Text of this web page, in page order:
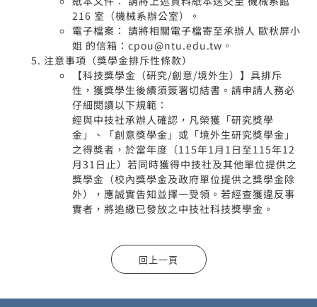
216 室（機械系辦公室）。
電子檔案： 請將相關電子檔寄至承辦人 歐秋屏小
姐 的信箱：cpou@ntu.edu.tw。
注意事項（獎學金排斥性條款）
【科技獎學金（研究/創意/境外生）】具排斥
性，獲獎學生後續須簽署切結書。請申請人務必
仔細閱讀以下規範：
經與中技社承辦人確認，凡榮獲「研究獎學
金」、「創意獎學金」或「境外生研究獎學金」
之得獎者，於當年度（115年1月1日至115年12
月31日止）若同時獲得中技社及其他單位提供之
獎學金（校內獎學金及政府單位提供之獎學金除
外），應誠實告知並擇一受領。若經查獲違反事
實者，將追繳已發放之中技社科技獎學金。